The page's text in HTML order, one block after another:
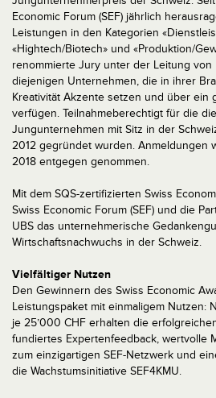
Economic Forum (SEF) jährlich
Leistungen in den Kategorien
«Hightech/Biotech» und «Produktion/
renommierte Jury unter der Leitung von
diejenigen Unternehmen, die in ihrer
Kreativität Akzente setzen und über ein
verfügen. Teilnahmeberechtigt für die
Jungunternehmen mit Sitz in der
2012 gegründet wurden. Anmeldungen
2018 entgegen genommen.
Mit dem SQS-zertifizierten Swiss
Swiss Economic Forum (SEF) und die
UBS das unternehmerische
Wirtschaftsnachwuchs in der Schweiz.
Vielfältiger Nutzen
Den Gewinnern des Swiss Economic
Leistungspaket mit einmaligem Nutzen:
je 25’000 CHF erhalten die
fundiertes Expertenfeedback, wertvolle
zum einzigartigen SEF-Netzwerk und
die Wachstumsinitiative SEF4KMU.